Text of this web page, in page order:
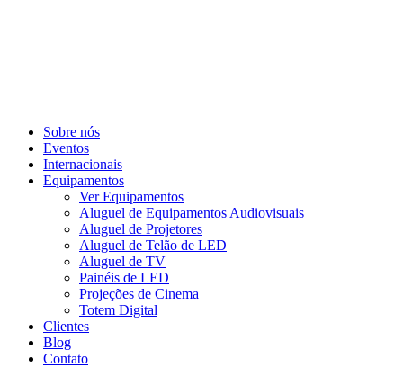
Sobre nós
Eventos
Internacionais
Equipamentos
Ver Equipamentos
Aluguel de Equipamentos Audiovisuais
Aluguel de Projetores
Aluguel de Telão de LED
Aluguel de TV
Painéis de LED
Projeções de Cinema
Totem Digital
Clientes
Blog
Contato